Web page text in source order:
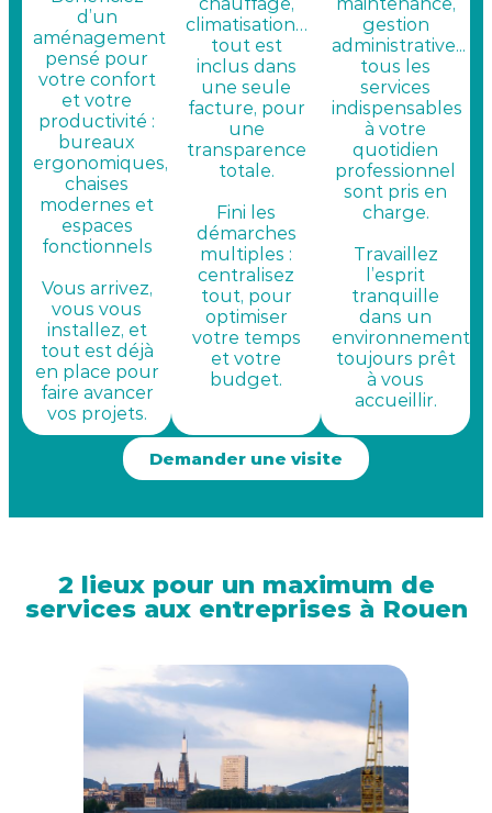
d’un
aménagement
pensé pour
votre confort
et votre
productivité :
bureaux
ergonomiques,
chaises
modernes et
espaces
fonctionnels
Vous arrivez,
vous vous
installez, et
tout est déjà
en place pour
faire avancer
vos projets.
climatisation…
tout est
inclus dans
une seule
facture, pour
une
transparence
totale.
Fini les
démarches
multiples :
centralisez
tout, pour
optimiser
votre temps
et votre
budget.
gestion
administrative...
tous les
services
indispensables
à votre
quotidien
professionnel
sont pris en
charge.
Travaillez
l’esprit
tranquille
dans un
environnement
toujours prêt
à vous
accueillir.
Demander une visite
2 lieux pour un maximum de
services aux entreprises à Rouen